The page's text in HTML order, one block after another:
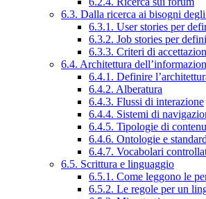
6.3. Dalla ricerca ai bisogni
6.3.1. User stories per
6.3.2. Job stories per
6.3.3. Criteri di
6.4. Architettura
6.4.1. Definire
6.4.2. Alberatura
6.4.3. Flussi di interazione
6.4.4. Sistemi di
6.4.5. Tipologie di
6.4.6. Ontologie e standard
6.4.7. Vocabolari
6.5. Scrittura e linguaggio
6.5.1. Come leggono le
6.5.2. Le regole per un